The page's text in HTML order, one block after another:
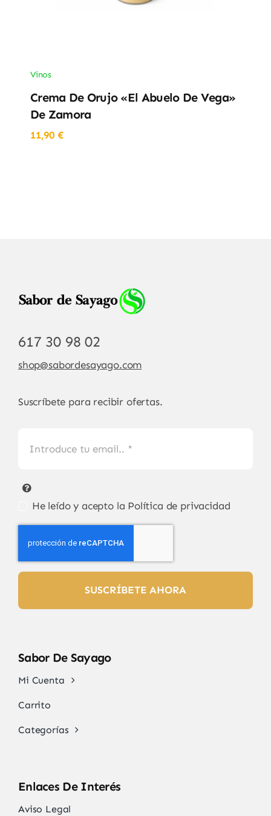
Vinos
Crema De Orujo «El Abuelo De Vega»
De Zamora
11,90 €
617 30 98 02
shop@sabordesayago.com
Suscríbete para recibir ofertas.
He leído y acepto la Política de privacidad
SUSCRÍBETE AHORA
Sabor De Sayago
Mi Cuenta
Carrito
Categorías
Enlaces De Interés
Aviso Legal